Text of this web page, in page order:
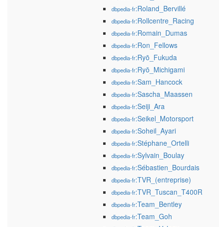
dbpedia-fr:Roland_Bervillé
dbpedia-fr:Rollcentre_Racing
dbpedia-fr:Romain_Dumas
dbpedia-fr:Ron_Fellows
dbpedia-fr:Ryō_Fukuda
dbpedia-fr:Ryō_Michigami
dbpedia-fr:Sam_Hancock
dbpedia-fr:Sascha_Maassen
dbpedia-fr:Seiji_Ara
dbpedia-fr:Seikel_Motorsport
dbpedia-fr:Soheil_Ayari
dbpedia-fr:Stéphane_Ortelli
dbpedia-fr:Sylvain_Boulay
dbpedia-fr:Sébastien_Bourdais
dbpedia-fr:TVR_(entreprise)
dbpedia-fr:TVR_Tuscan_T400R
dbpedia-fr:Team_Bentley
dbpedia-fr:Team_Goh